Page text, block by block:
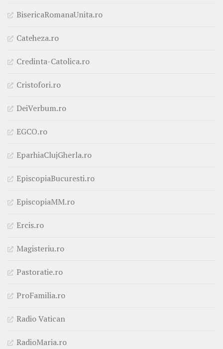
BisericaRomanaUnita.ro
Cateheza.ro
Credinta-Catolica.ro
Cristofori.ro
DeiVerbum.ro
EGCO.ro
EparhiaClujGherla.ro
EpiscopiaBucuresti.ro
EpiscopiaMM.ro
Ercis.ro
Magisteriu.ro
Pastoratie.ro
ProFamilia.ro
Radio Vatican
RadioMaria.ro